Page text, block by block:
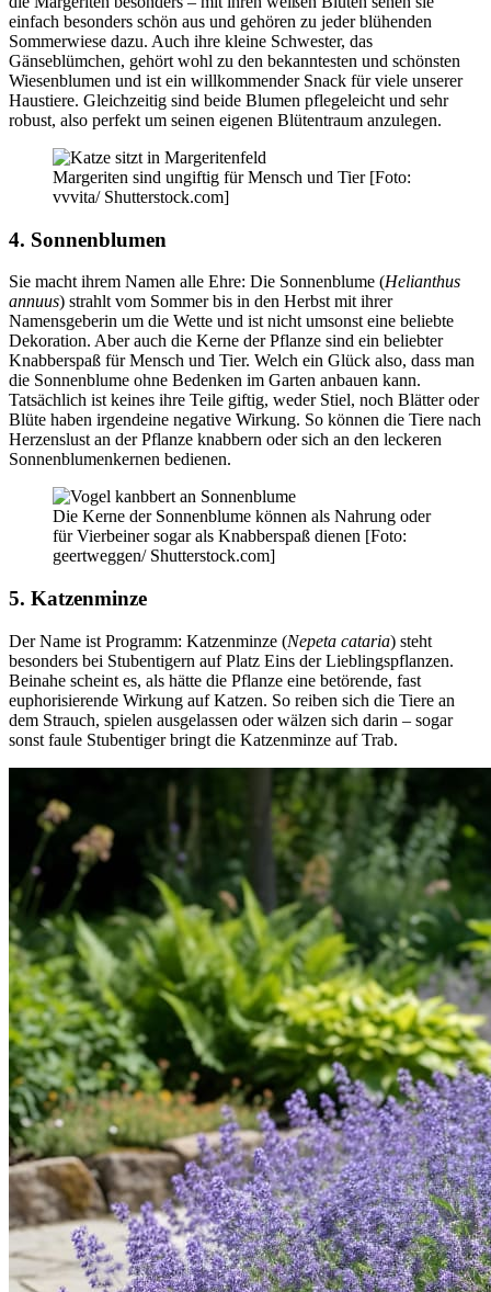
einfach besonders schön aus und gehören zu jeder blühenden
Sommerwiese dazu. Auch ihre kleine Schwester, das
Gänseblümchen, gehört wohl zu den bekanntesten und schönsten
Wiesenblumen und ist ein willkommender Snack für viele unserer
Haustiere. Gleichzeitig sind beide Blumen pflegeleicht und sehr
robust, also perfekt um seinen eigenen Blütentraum anzulegen.
Margeriten sind ungiftig für Mensch und Tier [Foto:
vvvita/ Shutterstock.com]
4. Sonnenblumen
Sie macht ihrem Namen alle Ehre: Die Sonnenblume (Helianthus
annuus) strahlt vom Sommer bis in den Herbst mit ihrer
Namensgeberin um die Wette und ist nicht umsonst eine beliebte
Dekoration. Aber auch die Kerne der Pflanze sind ein beliebter
Knabberspaß für Mensch und Tier. Welch ein Glück also, dass man
die Sonnenblume ohne Bedenken im Garten anbauen kann.
Tatsächlich ist keines ihre Teile giftig, weder Stiel, noch Blätter oder
Blüte haben irgendeine negative Wirkung. So können die Tiere nach
Herzenslust an der Pflanze knabbern oder sich an den leckeren
Sonnenblumenkernen bedienen.
Die Kerne der Sonnenblume können als Nahrung oder
für Vierbeiner sogar als Knabberspaß dienen [Foto:
geertweggen/ Shutterstock.com]
5. Katzenminze
Der Name ist Programm: Katzenminze (Nepeta cataria) steht
besonders bei Stubentigern auf Platz Eins der Lieblingspflanzen.
Beinahe scheint es, als hätte die Pflanze eine betörende, fast
euphorisierende Wirkung auf Katzen. So reiben sich die Tiere an
dem Strauch, spielen ausgelassen oder wälzen sich darin – sogar
sonst faule Stubentiger bringt die Katzenminze auf Trab.